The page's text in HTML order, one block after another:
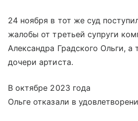
24 ноября в тот же суд
жалобы от третьей супруги
Александра Градского Ольги, а
дочери артиста.
В октябре 2023 года
Ольге отказали в